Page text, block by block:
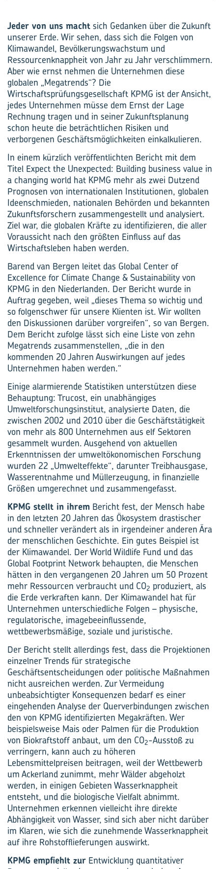
Jeder von uns macht sich Gedanken über die Zukunft
unserer Erde. Wir sehen, dass sich die Folgen von
Klimawandel, Bevölkerungswachstum und
Ressourcenknappheit von Jahr zu Jahr verschlimmern.
Aber wie ernst nehmen die Unternehmen diese
globalen „Megatrends“? Die
Wirtschaftsprüfungsgesellschaft KPMG ist der Ansicht,
jedes Unternehmen müsse dem Ernst der Lage
Rechnung tragen und in seiner Zukunftsplanung
schon heute die beträchtlichen Risiken und
verborgenen Geschäftsmöglichkeiten einkalkulieren.
In einem kürzlich veröffentlichten Bericht mit dem
Titel Expect the Unexpected: Building business value in
a changing world hat KPMG mehr als zwei Dutzend
Prognosen von internationalen Institutionen, globalen
Ideenschmieden, nationalen Behörden und bekannten
Zukunftsforschern zusammengestellt und analysiert.
Ziel war, die globalen Kräfte zu identifizieren, die aller
Voraussicht nach den größten Einfluss auf das
Wirtschaftsleben haben werden.
Barend van Bergen leitet das Global Center of
Excellence for Climate Change & Sustainability von
KPMG in den Niederlanden. Der Bericht wurde in
Auftrag gegeben, weil „dieses Thema so wichtig und
so folgenschwer für unsere Klienten ist. Wir wollten
den Diskussionen darüber vorgreifen“, so van Bergen.
Dem Bericht zufolge lässt sich eine Liste von zehn
Megatrends zusammenstellen, „die in den
kommenden 20 Jahren Auswirkungen auf jedes
Unternehmen haben werden.“
Einige alarmierende Statistiken unterstützen diese
Behauptung: Trucost, ein unabhängiges
Umweltforschungsinstitut, analysierte Daten, die
zwischen 2002 und 2010 über die Geschäftstätigkeit
von mehr als 800 Unternehmen aus elf Sektoren
gesammelt wurden. Ausgehend von aktuellen
Erkenntnissen der umweltökonomischen Forschung
wurden 22 „Umwelteffekte“, darunter Treibhausgase,
Wasserentnahme und Müllerzeugung, in finanzielle
Größen umgerechnet und zusammengefasst.
KPMG stellt in ihrem Bericht fest, der Mensch habe
in den letzten 20 Jahren das Ökosystem drastischer
und schneller verändert als in irgendeiner anderen Ära
der menschlichen Geschichte. Ein gutes Beispiel ist
der Klimawandel. Der World Wildlife Fund und das
Global Footprint Network behaupten, die Menschen
hätten in den vergangenen 20 Jahren um 50 Prozent
mehr Ressourcen verbraucht und CO2 produziert, als
die Erde verkraften kann. Der Klimawandel hat für
Unternehmen unterschiedliche Folgen – physische,
regulatorische, imagebeeinflussende,
wettbewerbsmäßige, soziale und juristische.
Der Bericht stellt allerdings fest, dass die Projektionen
einzelner Trends für strategische
Geschäftsentscheidungen oder politische Maßnahmen
nicht ausreichen werden. Zur Vermeidung
unbeabsichtigter Konsequenzen bedarf es einer
eingehenden Analyse der Querverbindungen zwischen
den von KPMG identifizierten Megakräften. Wer
beispielsweise Mais oder Palmen für die Produktion
von Biokraftstoff anbaut, um den CO2-Ausstoß zu
verringern, kann auch zu höheren
Lebensmittelpreisen beitragen, weil der Wettbewerb
um Ackerland zunimmt, mehr Wälder abgeholzt
werden, in einigen Gebieten Wasserknappheit
entsteht, und die biologische Vielfalt abnimmt.
Unternehmen erkennen vielleicht ihre direkte
Abhängigkeit von Wasser, sind sich aber nicht darüber
im Klaren, wie sich die zunehmende Wasserknappheit
auf ihre Rohstofflieferungen auswirkt.
KPMG empfiehlt zur Entwicklung quantitativer